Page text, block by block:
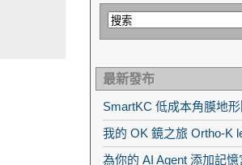
最新發布
SmartKC 低成本角膜地
我的 OK 鏡之旅 Ortho-K
為你的 AI Agent 添加記